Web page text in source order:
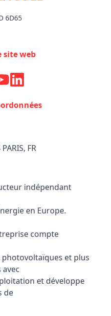
6D65
site web
FR
indépendant
en Europe.
compte
photovoltaïques et plus
et développe
de